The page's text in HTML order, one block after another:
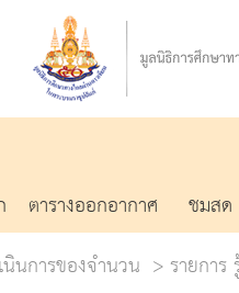
ตารางออกอากาศ ชมสด
นการของจำนวน
รายกา